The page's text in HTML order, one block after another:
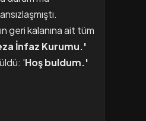
geri kalanına ait tüm
İnfaz Kurumu.'
'Hoş buldum.'